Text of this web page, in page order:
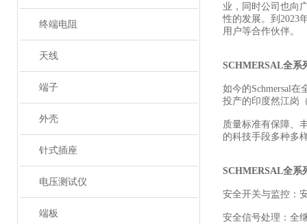
终端电阻
天线
端子
外壳
针式插座
电压测试仪
端板
业，同时公司也向
性的发展。到2023
用户等合作伙伴。
SCHMERSAL全系
如今的Schmersal
投产的印度然江岗
质量标准有保障、
的科技手段多种多
SCHMERSAL全系
安全开关与监控：
安全信号处理：全